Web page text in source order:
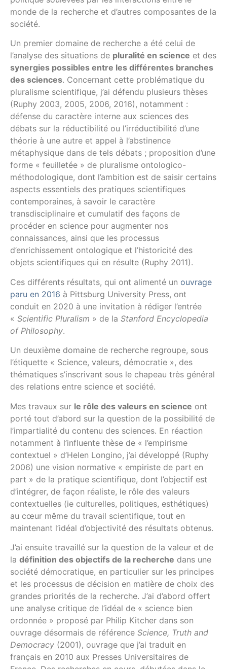
monde de la recherche et d’autres composantes de la
société.
Un premier domaine de recherche a été celui de
l’analyse des situations de pluralité en science et des
synergies possibles entre les différentes branches
des sciences. Concernant cette problématique du
pluralisme scientifique, j’ai défendu plusieurs thèses
(Ruphy 2003, 2005, 2006, 2016), notamment :
défense du caractère interne aux sciences des
débats sur la réductibilité ou l’irréductibilité d’une
théorie à une autre et appel à l’abstinence
métaphysique dans de tels débats ; proposition d’une
forme « feuilletée » de pluralisme ontologico-
méthodologique, dont l’ambition est de saisir certains
aspects essentiels des pratiques scientifiques
contemporaines, à savoir le caractère
transdisciplinaire et cumulatif des façons de
procéder en science pour augmenter nos
connaissances, ainsi que les processus
d’enrichissement ontologique et l’historicité des
objets scientifiques qui en résulte (Ruphy 2011).
Ces différents résultats, qui ont alimenté un ouvrage
paru en 2016 à Pittsburg University Press, ont
conduit en 2020 à une invitation à rédiger l’entrée
« Scientific Pluralism » de la Stanford Encyclopedia
of Philosophy.
Un deuxième domaine de recherche regroupe, sous
l’étiquette « Science, valeurs, démocratie », des
thématiques s’inscrivant sous le chapeau très général
des relations entre science et société.
Mes travaux sur le rôle des valeurs en science ont
porté tout d’abord sur la question de la possibilité de
l’impartialité du contenu des sciences. En réaction
notamment à l’influente thèse de « l’empirisme
contextuel » d’Helen Longino, j’ai développé (Ruphy
2006) une vision normative « empiriste de part en
part » de la pratique scientifique, dont l’objectif est
d’intégrer, de façon réaliste, le rôle des valeurs
contextuelles (ie culturelles, politiques, esthétiques)
au cœur même du travail scientifique, tout en
maintenant l’idéal d’objectivité des résultats obtenus.
J’ai ensuite travaillé sur la question de la valeur et de
la définition des objectifs de la recherche dans une
société démocratique, en particulier sur les principes
et les processus de décision en matière de choix des
grandes priorités de la recherche. J’ai d’abord offert
une analyse critique de l’idéal de « science bien
ordonnée » proposé par Philip Kitcher dans son
ouvrage désormais de référence Science, Truth and
Democracy (2001), ouvrage que j’ai traduit en
français en 2010 aux Presses Universitaires de